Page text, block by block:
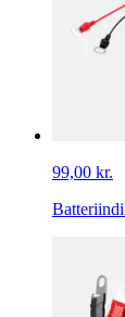
99,00 kr.